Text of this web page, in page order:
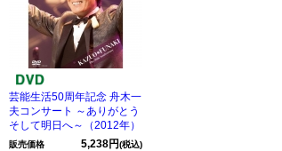
芸能生活50周年記念 舟木一
夫コンサート ～ありがとう
そして明日へ～（2012年）
販売価格 5,238円(税込)